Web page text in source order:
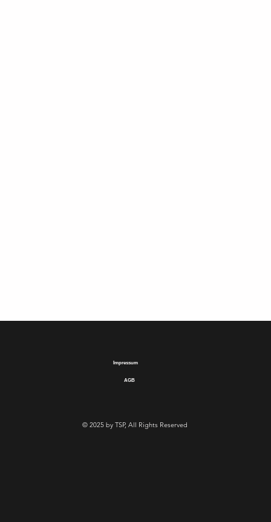
© 2025 by TSP, All Rights Reserved
Impressum
AGB